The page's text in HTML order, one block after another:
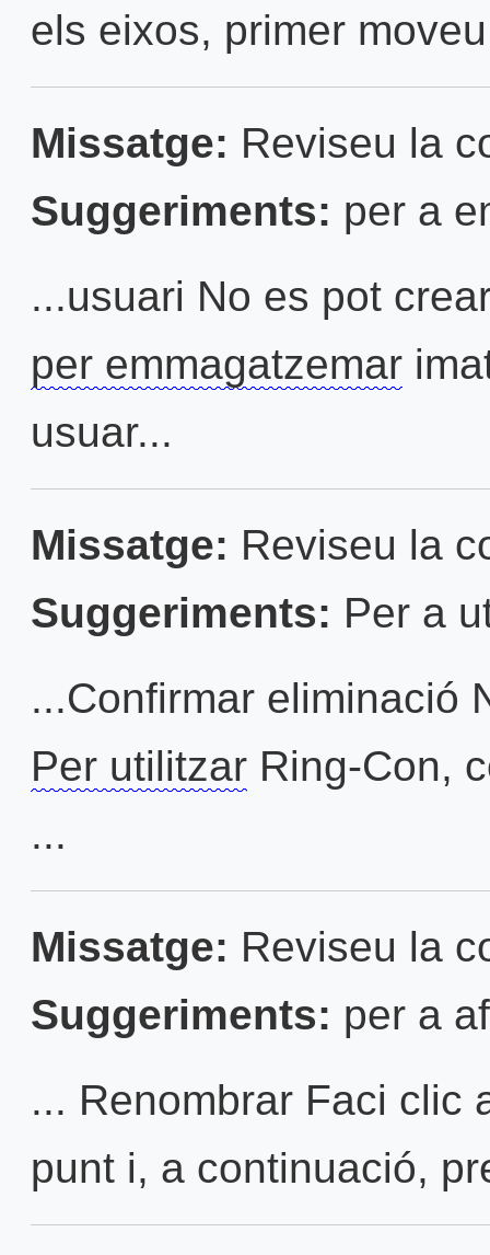
els eixos, primer
Missatge: Reviseu la
Suggeriments: per a
...usuari No es pot
per emmagatzemar
usuar...
Missatge: Reviseu la
Suggeriments: Per a
...Confirmar eliminació
Per utilitzar Ring-Con,
...
Missatge: Reviseu la
Suggeriments: per a
... Renombrar Faci clic
punt i, a continuació,